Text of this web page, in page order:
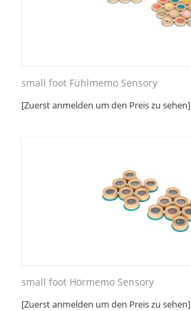
small foot Fühlmemo Sensory
[Zuerst anmelden um den Preis zu sehen]
small foot Hörmemo Sensory
[Zuerst anmelden um den Preis zu sehen]